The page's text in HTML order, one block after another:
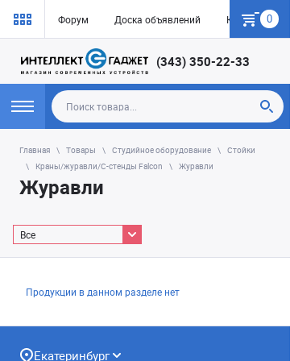
Форум Доска объявлений Как купить
0
(343) 350-22-33
Главная Товары Студийное оборудование
Стойки
Краны/журавли/С-стенды Falcon
Журавли
Журавли
Все
Продукции в данном разделе нет
Екатеринбург